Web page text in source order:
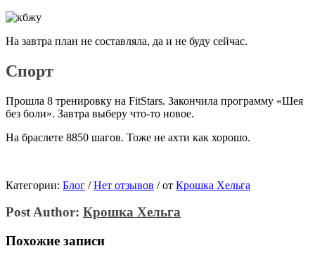
На завтра план не составляла, да и не буду сейчас.
Спорт
Прошла 8 тренировку на FitStars. Закончила программу «Шея
без боли». Завтра выберу что-то новое.
На браслете 8850 шагов. Тоже не ахти как хорошо.
Категории: Блог / Нет отзывов /от Крошка Хельга
Post Author: Крошка Хельга
Похожие записи